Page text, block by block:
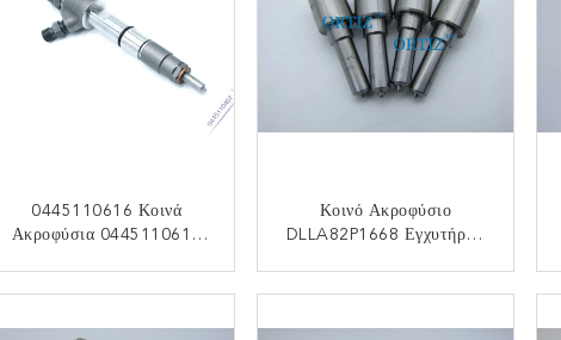
0445110616 Κοινά
Ακροφύσια 0445110617
ΕΠΙΚΟΙΝΩΝΉΣΤΕ
Κοινό Ακροφύσιο
DLLA82P1668 Εγχυτήρων
ΕΠΙΚΟΙΝΩΝΉΣΤΕ